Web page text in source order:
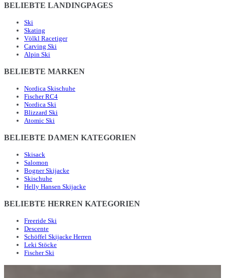
BELIEBTE LANDINGPAGES
Ski
Skating
Völkl Racetiger
Carving Ski
Alpin Ski
BELIEBTE MARKEN
Nordica Skischuhe
Fischer RC4
Nordica Ski
Blizzard Ski
Atomic Ski
BELIEBTE DAMEN KATEGORIEN
Skisack
Salomon
Bogner Skijacke
Skischuhe
Helly Hansen Skijacke
BELIEBTE HERREN KATEGORIEN
Freeride Ski
Descente
Schöffel Skijacke Herren
Leki Stöcke
Fischer Ski